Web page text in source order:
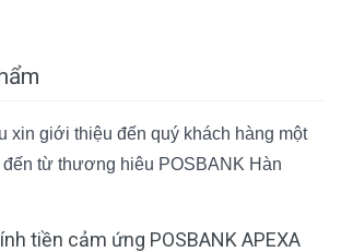
xin giới thiệu đến quý khách hàng một
đến từ thương hiêu POSBANK Hàn
tiền cảm ứng POSBANK APEXA